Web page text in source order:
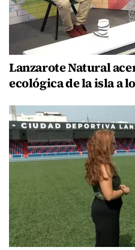
Lanzarote Natural
ecológica de la isla a